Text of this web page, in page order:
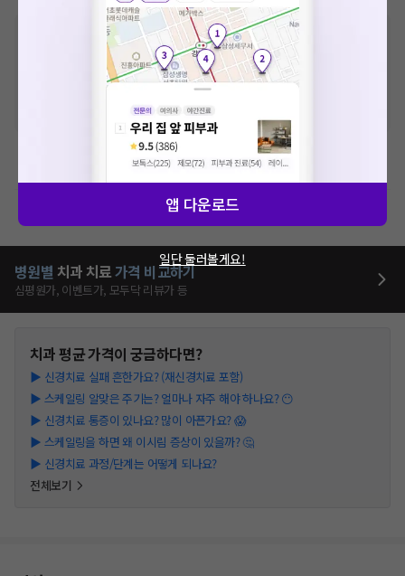
비급여 항목의 경우,
추가비용 등으로 실제 가격과 상이할 수 있으니, 정확
한 가격은 해당 의료기관에 직접 문의해주세요.
급여 항목의 경우, 건강보험심사평가원 에 고지되어 있는 급여 진료 기준 가
격입니다. (진료와 연관된 복합적인 비용이 추가되어, 병원마다 금액이 다르게
VAT 포함
병원별 치과 치료가격 비교하기
심평원가, 이벤트가, 모두닥 리뷰가 등
치과평균 가격이 궁금하다면?
▶ 신경치료 실패 흔한가요? (재신경치료 포함)
▶ 스케일링 알맞은 주기는? 얼마나 자주 해야 하나요? 😶
▶ 신경치료 통증이 있나요? 많이 아픈가요? 😱
▶ 스케일링을 하면 왜 이시림 증상이 있을까? 🤔
▶ 신경치료 과정/단계는 어떻게 되나요?
전체보기
앱 다운로드
일단 둘러볼게요!